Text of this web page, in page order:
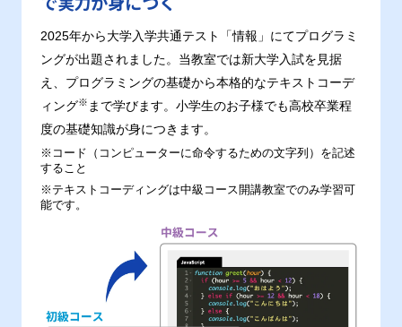
2025年から大学入学共通テスト「情報」にてプログラミ
ングが出題されました。当教室では新大学入試を見据
え、プログラミングの基礎から本格的なテキストコーデ
ィング※ まで学びます。小学生のお子様でも高校卒業程
度の基礎知識が身につきます。
※コード（コンピューターに命令するための文字列）を記述
すること
※テキストコーディングは中級コース開講教室でのみ学習可
能です。